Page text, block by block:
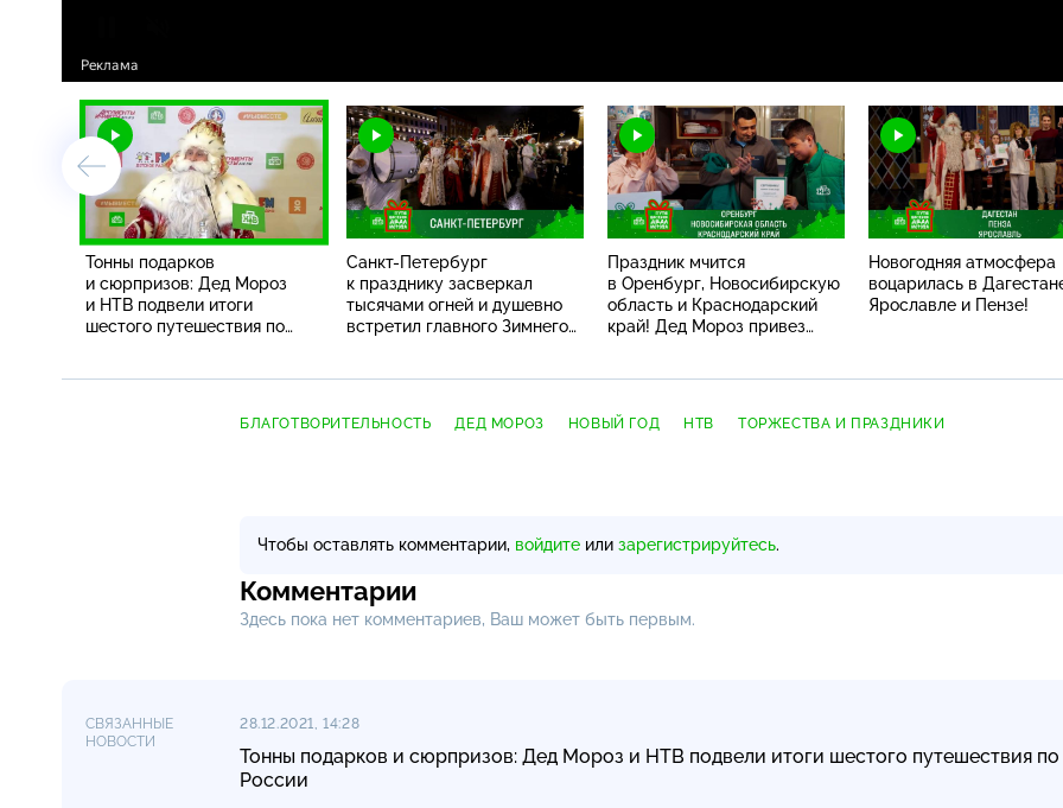
Тонны подарков
и сюрпризов: Дед Мороз
и НТВ подвели итоги
шестого путешествия по
Санкт-Петербург
к празднику засверкал
тысячами огней и душевно
встретил главного Зимнего
Праздник мчится
в Оренбург, Новосибирскую
область и Краснодарский
край! Дед Мороз привез
Новогодняя атмосфера
воцарилась в
Ярославле и Пензе!
БЛАГОТВОРИТЕЛЬНОСТЬ ДЕД МОРОЗ НОВЫЙ ГОД НТВ ТОРЖЕСТВА И ПРАЗДНИКИ
Чтобы оставлять комментарии, войдите или зарегистрируйтесь.
Комментарии
Здесь пока нет комментариев, Ваш может быть первым.
СВЯЗАННЫЕ
НОВОСТИ
28.12.2021, 14:28
Тонны подарков и сюрпризов: Дед Мороз и НТВ подвели итоги шестого путешествия по
России